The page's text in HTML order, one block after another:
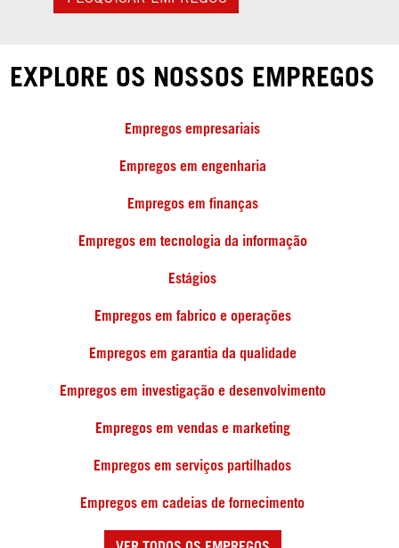
EXPLORE OS NOSSOS EMPREGOS
Empregos empresariais
Empregos em engenharia
Empregos em finanças
Empregos em tecnologia da informação
Estágios
Empregos em fabrico e operações
Empregos em garantia da qualidade
Empregos em investigação e desenvolvimento
Empregos em vendas e marketing
Empregos em serviços partilhados
Empregos em cadeias de fornecimento